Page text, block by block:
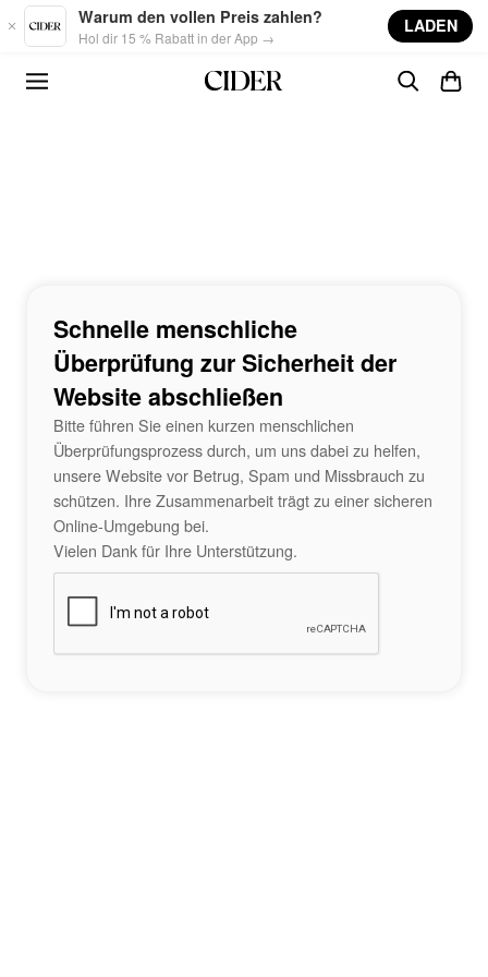
Skip to main content
Warum den vollen Preis zahlen?
Hol dir 15 % Rabatt in der App →
LADEN
Schnelle menschliche
Überprüfung zur Sicherheit der
Website abschließen
Bitte führen Sie einen kurzen menschlichen
Überprüfungsprozess durch, um uns dabei zu helfen,
unsere Website vor Betrug, Spam und Missbrauch zu
schützen. Ihre Zusammenarbeit trägt zu einer sicheren
Online-Umgebung bei.
Vielen Dank für Ihre Unterstützung.